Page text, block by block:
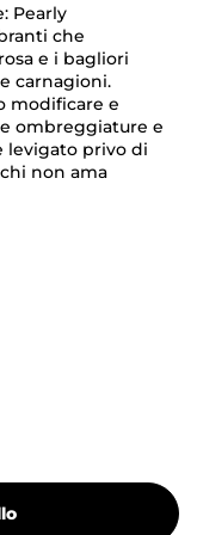
Pearly
che
e i bagliori
carnagioni.
modificare e
ombreggiature e
levigato privo di
non ama